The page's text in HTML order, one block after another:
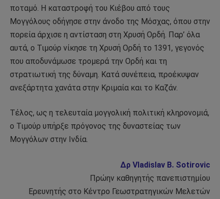
ποταμό. Η καταστροφή του Κιέβου από τους
Μογγόλους οδήγησε στην άνοδο της Μόσχας, όπου στην
πορεία άρχισε η αντίσταση στη Χρυσή Ορδή. Παρ’ όλα
αυτά, ο Τιμούρ νίκησε τη Χρυσή Ορδή το 1391, γεγονός
που αποδυνάμωσε τρομερά την Ορδή και τη
στρατιωτική της δύναμη. Κατά συνέπεια, προέκυψαν
ανεξάρτητα χανάτα στην Κριμαία και το Καζάν.
Τέλος, ως η τελευταία μογγολική πολιτική κληρονομιά,
ο Τιμούρ υπήρξε πρόγονος της δυναστείας των
Μογγόλων στην Ινδία.
Δρ Vladislav B. Sotirovic
Πρώην καθηγητής πανεπιστημίου
Ερευνητής στο Κέντρο Γεωστρατηγικών Μελετών